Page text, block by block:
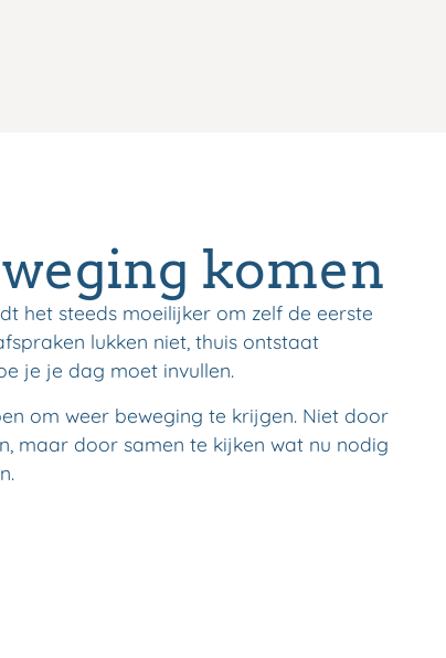
komen
het steeds moeilijker om zelf de eerste
lukken niet, thuis ontstaat
je je dag moet invullen.
om weer beweging te krijgen. Niet door
maar door samen te kijken wat nu nodig